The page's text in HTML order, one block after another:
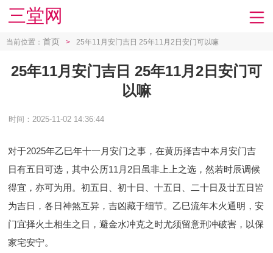
三堂网
当前位置： 首页 > 25年11月安门吉日 25年11月2日安门可以嘛
25年11月安门吉日 25年11月2日安门可
以嘛
时间：2025-11-02 14:36:44
对于2025年乙巳年十一月安门之事，在黄历择吉中本月安门吉
日有五日可选，其中公历11月2日虽非上上之选，然若时辰调候
得宜，亦可为用。初五日、初十日、十五日、二十日及廿五日皆
为吉日，各日神煞互异，吉凶藏于细节。乙巳流年木火通明，安
门宜择火土相生之日，避金水冲克之时尤须留意刑冲破害，以保
家宅安宁。